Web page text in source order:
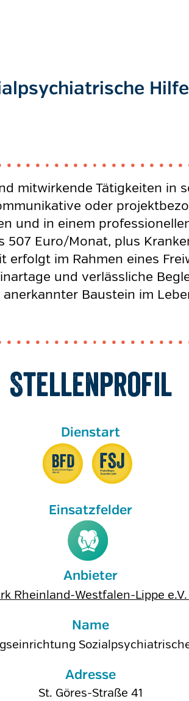
mitwirkende Tätigkeiten in
oder
und in einem
507 Euro/Monat, plus
im Rahmen eines
und verlässliche
Baustein im
Stellenprofil
Anbieter
Rheinland-Westfalen-Lippe
Name
Adresse
St. Göres-Straße 41